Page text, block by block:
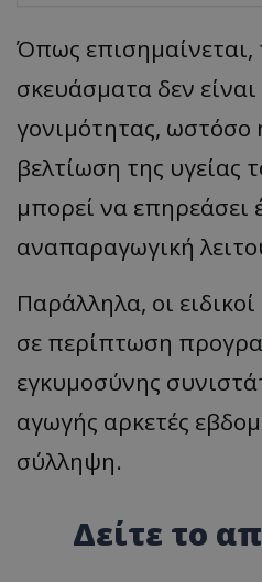
Όπως επισημαίνεται,
σκευάσματα δεν
γονιμότητας, ωστόσο
βελτίωση της υγείας
μπορεί να επηρεάσει
αναπαραγωγική
Παράλληλα, οι
σε περίπτωση
εγκυμοσύνης
αγωγής αρκετές
σύλληψη.
Δείτε το